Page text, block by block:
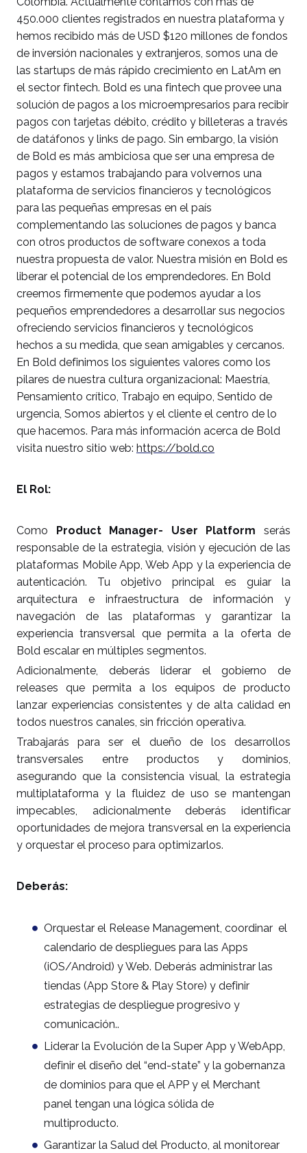
450.000 clientes registrados en nuestra plataforma y
hemos recibido más de USD $120 millones de fondos
de inversión nacionales y extranjeros, somos una de
las startups de más rápido crecimiento en LatAm en
el sector fintech. Bold es una fintech que provee una
solución de pagos a los microempresarios para recibir
pagos con tarjetas débito, crédito y billeteras a través
de datáfonos y links de pago. Sin embargo, la visión
de Bold es más ambiciosa que ser una empresa de
pagos y estamos trabajando para volvernos una
plataforma de servicios financieros y tecnológicos
para las pequeñas empresas en el país
complementando las soluciones de pagos y banca
con otros productos de software conexos a toda
nuestra propuesta de valor. Nuestra misión en Bold es
liberar el potencial de los emprendedores. En Bold
creemos firmemente que podemos ayudar a los
pequeños emprendedores a desarrollar sus negocios
ofreciendo servicios financieros y tecnológicos
hechos a su medida, que sean amigables y cercanos.
En Bold definimos los siguientes valores como los
pilares de nuestra cultura organizacional: Maestría,
Pensamiento crítico, Trabajo en equipo, Sentido de
urgencia, Somos abiertos y el cliente el centro de lo
que hacemos. Para más información acerca de Bold
visita nuestro sitio web: https://bold.co
El Rol:
Como Product Manager- User Platform serás
responsable de la estrategia, visión y ejecución de las
plataformas Mobile App, Web App y la experiencia de
autenticación. Tu objetivo principal es guiar la
arquitectura e infraestructura de información y
navegación de las plataformas y garantizar la
experiencia transversal que permita a la oferta de
Bold escalar en múltiples segmentos.
Adicionalmente, deberás liderar el gobierno de
releases que permita a los equipos de producto
lanzar experiencias consistentes y de alta calidad en
todos nuestros canales, sin fricción operativa.
Trabajarás para ser el dueño de los desarrollos
transversales entre productos y dominios,
asegurando que la consistencia visual, la estrategia
multiplataforma y la fluidez de uso se mantengan
impecables, adicionalmente deberás identificar
oportunidades de mejora transversal en la experiencia
y orquestar el proceso para optimizarlos.
Deberás:
Orquestar el Release Management, coordinar el
calendario de despliegues para las Apps
(iOS/Android) y Web. Deberás administrar las
tiendas (App Store & Play Store) y definir
estrategias de despliegue progresivo y
comunicación..
Liderar la Evolución de la Super App y WebApp,
definir el diseño del “end-state” y la gobernanza
de dominios para que el APP y el Merchant
panel tengan una lógica sólida de
multiproducto.
Garantizar la Salud del Producto, al monitorear